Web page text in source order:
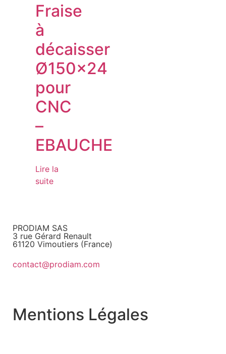
Fraise
à
décaisser
Ø150×24
pour
CNC
–
EBAUCHE
Lire la
suite
PRODIAM SAS
3 rue Gérard Renault
61120 Vimoutiers (France)
contact@prodiam.com
Mentions Légales